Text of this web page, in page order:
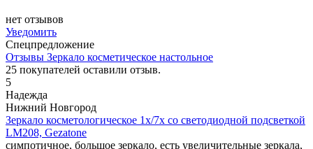
нет отзывов
Уведомить
Спецпредложение
Отзывы Зеркало косметическое настольное
25 покупателей оставили отзыв.
5
Надежда
Нижний Новгород
Зеркало косметологическое 1x/7x со светодиодной подсветкой
LM208, Gezatone
симпотичное, большое зеркало, есть увеличительные зеркала,